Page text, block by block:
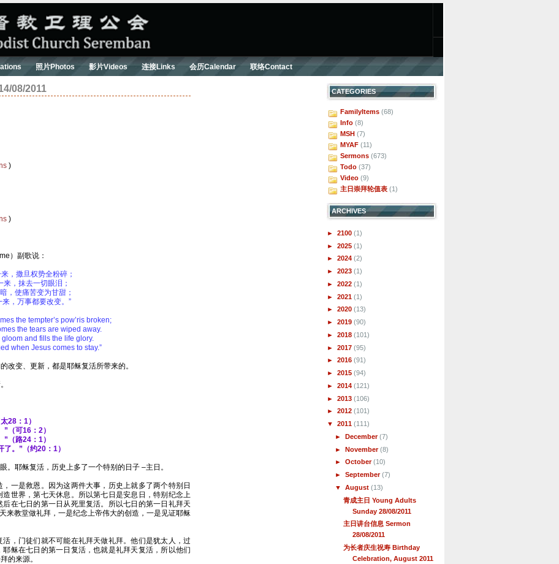
照片Photos 影片Videos 连接Links 会历Calendar 联络Contact
08/2011
)
)
）副歌说：
，撒旦权势全粉碎；
来，抹去一切眼泪；
，使痛苦变为甘甜；
来，万事都要改变。”
the tempter’s pow’ris broken;
the tears are wiped away.
gloom and fills the life glory.
when Jesus comes to stay.”
改变、更新，都是耶稣复活所带来的。
28：1）
（可16：2）
（路24：1）
。”（约20：1）
。耶稣复活，历史上多了一个特别的日子 –主日。
一是救恩。因为这两件大事，历史上就多了两个特别日
世界，第七天休息。所以第七日是安息日，特别纪念上
在七日的第一日从死里复活。所以七日的第一日礼拜天
来教堂做礼拜，一是纪念上帝伟大的创造，一是见证耶稣
，门徒们就不可能在礼拜天做礼拜。他们是犹太人，过
稣在七日的第一日复活，也就是礼拜天复活，所以他们
的来源。
CATEGORIES
FamilyItems (68)
Info (8)
MSH (7)
MYAF (11)
Sermons (673)
Todo (37)
Video (9)
主日崇拜轮值表 (1)
ARCHIVES
► 2100 (1)
► 2025 (1)
► 2024 (2)
► 2023 (1)
► 2022 (1)
► 2021 (1)
► 2020 (13)
► 2019 (90)
► 2018 (101)
► 2017 (95)
► 2016 (91)
► 2015 (94)
► 2014 (121)
► 2013 (106)
► 2012 (101)
▼ 2011 (111)
►December(7)
►November(8)
►October(10)
►September(7)
▼August(13)
青成主日 Young Adults
Sunday 28/08/2011
主日讲台信息 Sermon
28/08/2011
为长者庆生祝寿 Birthday
Celebration, August 2011